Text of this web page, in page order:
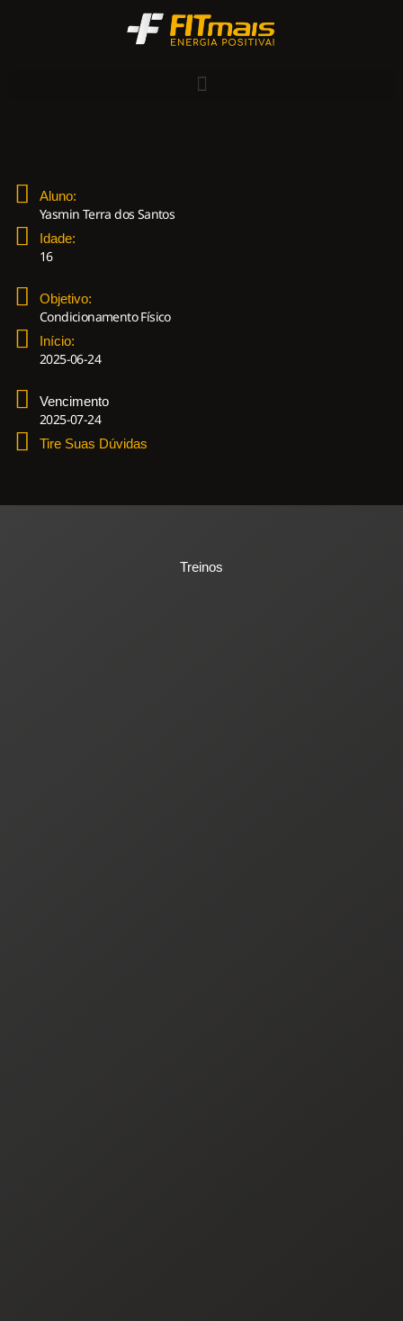
Aluno:
Yasmin Terra dos Santos
Idade:
16
Objetivo:
Condicionamento Físico
Início:
2025-06-24
Vencimento
2025-07-24
Tire Suas Dúvidas
Treinos